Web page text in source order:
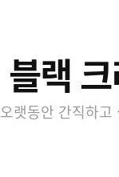
블랙
오랫동안 간직하